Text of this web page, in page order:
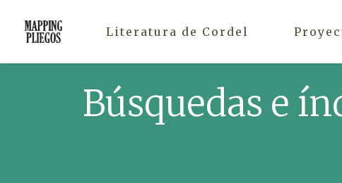
Literatura de Cordel
Búsquedas e